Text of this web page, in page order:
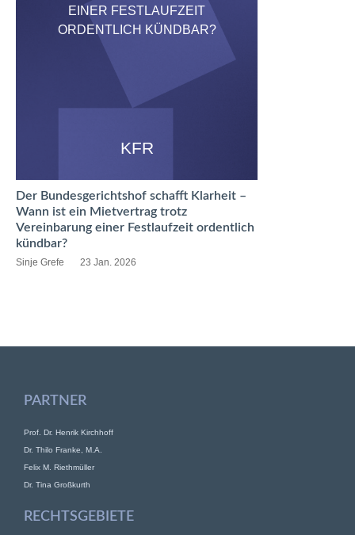
EINER FESTLAUFZEIT
ORDENTLICH KÜNDBAR?
KFR
Der Bundesgerichtshof schafft Klarheit –
Wann ist ein Mietvertrag trotz
Vereinbarung einer Festlaufzeit ordentlich
kündbar?
Sinje Grefe 23 Jan. 2026
PARTNER
Prof. Dr. Henrik Kirchhoff
Dr. Thilo Franke, M.A.
Felix M. Riethmüller
Dr. Tina Großkurth
RECHTSGEBIETE